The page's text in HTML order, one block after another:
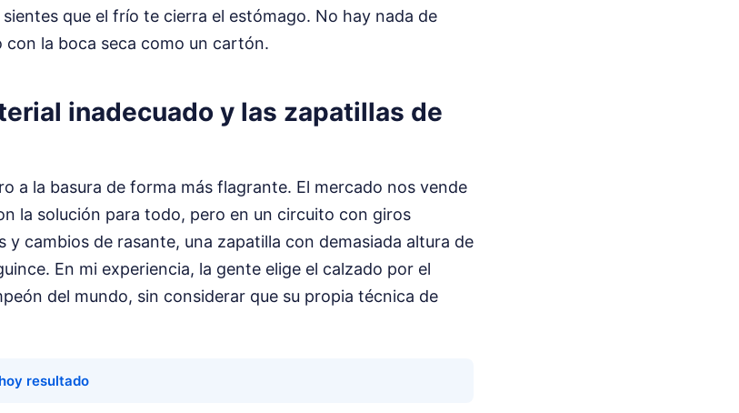
que el frío te cierra el estómago. No hay nada de
la boca seca como un cartón.
inadecuado y las zapatillas de
a la basura de forma más flagrante. El mercado nos vende
la solución para todo, pero en un circuito con giros
y cambios de rasante, una zapatilla con demasiada altura de
En mi experiencia, la gente elige el calzado por el
del mundo, sin considerar que su propia técnica de
resultado